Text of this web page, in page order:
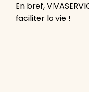
En bref,
faciliter la vie !